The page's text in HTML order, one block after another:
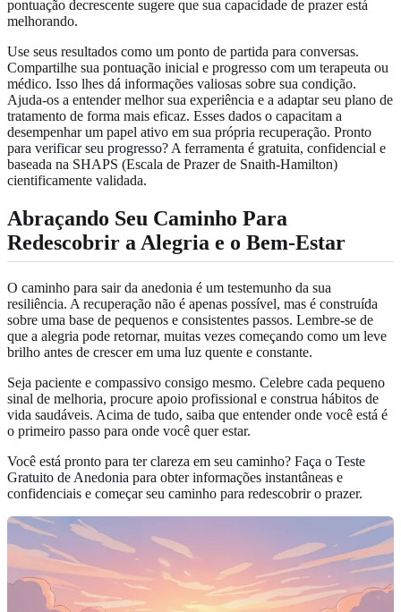
pontuação decrescente sugere que sua capacidade de prazer está
melhorando.
Use seus resultados como um ponto de partida para conversas.
Compartilhe sua pontuação inicial e progresso com um terapeuta ou
médico. Isso lhes dá informações valiosas sobre sua condição.
Ajuda-os a entender melhor sua experiência e a adaptar seu plano de
tratamento de forma mais eficaz. Esses dados o capacitam a
desempenhar um papel ativo em sua própria recuperação. Pronto
para verificar seu progresso? A ferramenta é gratuita, confidencial e
baseada na SHAPS (Escala de Prazer de Snaith-Hamilton)
cientificamente validada.
Abraçando Seu Caminho Para
Redescobrir a Alegria e o Bem-Estar
O caminho para sair da anedonia é um testemunho da sua
resiliência. A recuperação não é apenas possível, mas é construída
sobre uma base de pequenos e consistentes passos. Lembre-se de
que a alegria pode retornar, muitas vezes começando como um leve
brilho antes de crescer em uma luz quente e constante.
Seja paciente e compassivo consigo mesmo. Celebre cada pequeno
sinal de melhoria, procure apoio profissional e construa hábitos de
vida saudáveis. Acima de tudo, saiba que entender onde você está é
o primeiro passo para onde você quer estar.
Você está pronto para ter clareza em seu caminho? Faça o Teste
Gratuito de Anedonia para obter informações instantâneas e
confidenciais e começar seu caminho para redescobrir o prazer.